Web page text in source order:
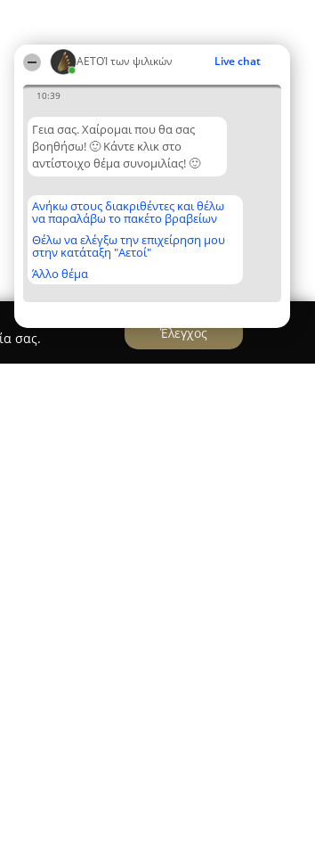
ΑΕΤΟΊ των ψιλικών Live chat
10:39
Γεια σας. Χαίρομαι που θα σας
βοηθήσω! 🙂 Κάντε κλικ στο
αντίστοιχο θέμα συνομιλίας! 🙂
Ανήκω στους διακριθέντες και θέλω
να παραλάβω το πακέτο βραβείων
Θέλω να ελέγξω την επιχείρηση μου
στην κατάταξη "Αετοί"
Άλλο θέμα
σας.
Έλεγχος